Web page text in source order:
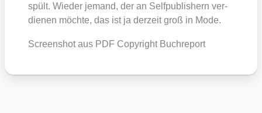
spült. Wie­der jemand, der an Self­pu­blishern ver­
die­nen möch­te, das ist ja der­zeit groß in Mode.
Screen­shot aus PDF Copy­right Buch­re­port